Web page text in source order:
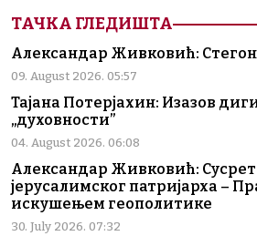
ТАЧКА ГЛЕДИШТА
Александар Живковић:
09. August 2026. 05:57
Тајана Потерјахин: Изазов
„духовности”
04. August 2026. 06:08
Александар Живковић: Сусрет
јерусалимског патријарха –
искушењем геополитике
30. July 2026. 07:32